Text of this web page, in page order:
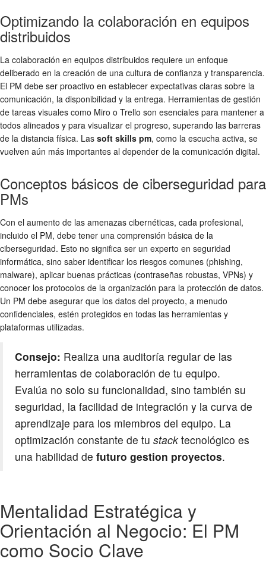
Optimizando la colaboración en equipos
distribuidos
La colaboración en equipos distribuidos requiere un enfoque
deliberado en la creación de una cultura de confianza y transparencia.
El PM debe ser proactivo en establecer expectativas claras sobre la
comunicación, la disponibilidad y la entrega. Herramientas de gestión
de tareas visuales como Miro o Trello son esenciales para mantener a
todos alineados y para visualizar el progreso, superando las barreras
de la distancia física. Las soft skills pm, como la escucha activa, se
vuelven aún más importantes al depender de la comunicación digital.
Conceptos básicos de ciberseguridad para
PMs
Con el aumento de las amenazas cibernéticas, cada profesional,
incluido el PM, debe tener una comprensión básica de la
ciberseguridad. Esto no significa ser un experto en seguridad
informática, sino saber identificar los riesgos comunes (phishing,
malware), aplicar buenas prácticas (contraseñas robustas, VPNs) y
conocer los protocolos de la organización para la protección de datos.
Un PM debe asegurar que los datos del proyecto, a menudo
confidenciales, estén protegidos en todas las herramientas y
plataformas utilizadas.
Consejo: Realiza una auditoría regular de las
herramientas de colaboración de tu equipo.
Evalúa no solo su funcionalidad, sino también su
seguridad, la facilidad de integración y la curva de
aprendizaje para los miembros del equipo. La
optimización constante de tu stack tecnológico es
una habilidad de futuro gestion proyectos.
Mentalidad Estratégica y
Orientación al Negocio: El PM
como Socio Clave